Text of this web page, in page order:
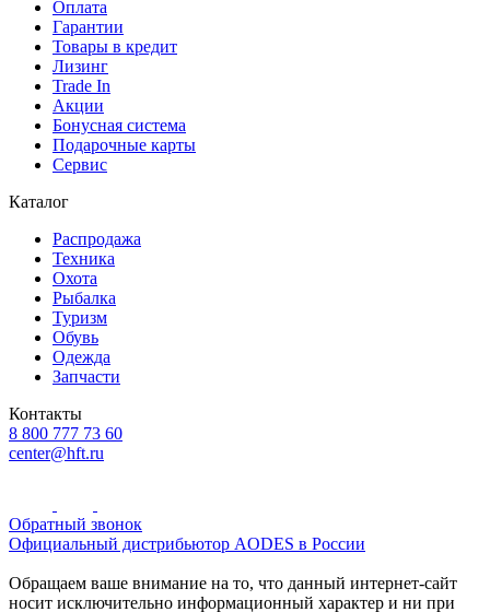
Оплата
Гарантии
Товары в кредит
Лизинг
Trade In
Акции
Бонусная система
Подарочные карты
Сервис
Каталог
Распродажа
Техника
Охота
Рыбалка
Туризм
Обувь
Одежда
Запчасти
Контакты
8 800 777 73 60
center@hft.ru
Обратный звонок
Официальный дистрибьютор AODES в России
Обращаем ваше внимание на то, что данный интернет-сайт
носит исключительно информационный характер и ни при